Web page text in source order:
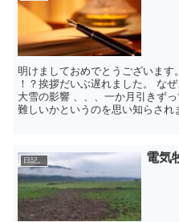
明けましておめでとうございま
！？挨拶だいぶ遅れました。 な
大雪の影響 、、、一か月引きず
難しいかというのを思い知らされ
日記。 電気